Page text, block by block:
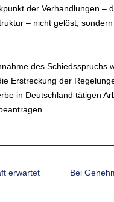
der Verhandlungen –
– nicht gelöst,
des Schiedsspruchs
Erstreckung der
in Deutschland tätigen
erwartet
Bei